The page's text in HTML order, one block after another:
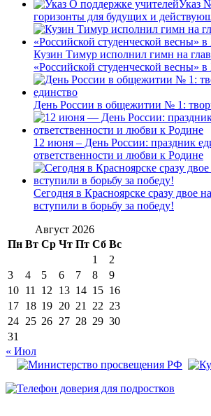
Указ
горизонты для будущих и
Кузин Тимур исполнил гимн на
«Российской студенческой весны»
День России в общежитии № 1:
12 июня – День России: праздник
ответственности и любви к Родине
Сегодня в Красноярске сразу двое
вступили в борьбу за победу!
Август 2026
Пн Вт Ср Чт Пт Сб Вс
1
2
3
4 5 6 7 8
9
10 11 12 13 14 15 16
17 18 19 20 21 22 23
24 25 26 27 28 29 30
31
« Июл